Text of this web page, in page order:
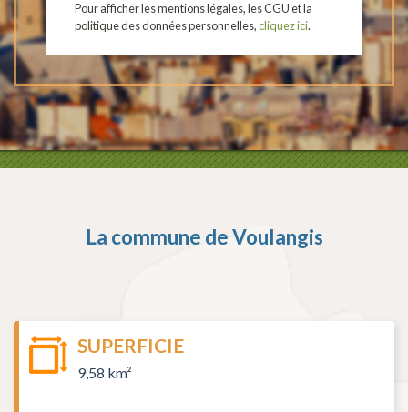
Pour afficher les mentions légales, les CGU et la
politique des données personnelles,cliquez ici.
La commune deVoulangis
SUPERFICIE
9,58 km²